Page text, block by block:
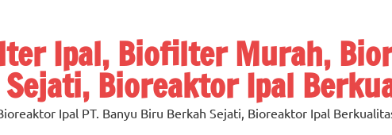
Ipal, Biofilter Murah,
Bioreaktor Ipal
Ipal PT. Banyu Biru Berkah Sejati, Bioreaktor Ipal